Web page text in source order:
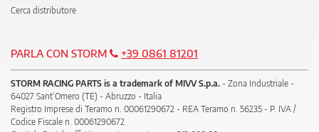
Cerca distributore
PARLA CON STORM +39 0861 81201
STORM RACING PARTS is a trademark of MIVV S.p.a. - Zona Industriale -
64027 Sant’Omero (TE) - Abruzzo - Italia
Registro Imprese di Teramo n. 00061290672 - REA Teramo n. 56235 - P. IVA /
Codice Fiscale n. 00061290672